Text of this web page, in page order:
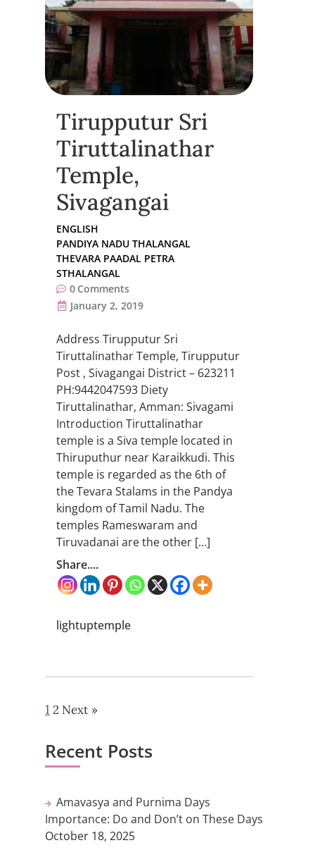
Tirupputur Sri
Tiruttalinathar
Temple,
Sivagangai
ENGLISH
PANDIYA NADU THALANGAL
THEVARA PAADAL PETRA
STHALANGAL
0 Comments
January 2, 2019
Address Tirupputur Sri
Tiruttalinathar Temple, Tirupputur
Post , Sivagangai District – 623211
PH:9442047593 Diety
Tiruttalinathar, Amman: Sivagami
Introduction Tiruttalinathar
temple is a Siva temple located in
Thiruputhur near Karaikkudi. This
temple is regarded as the 6th of
the Tevara Stalams in the Pandya
kingdom of Tamil Nadu. The
temples Rameswaram and
Tiruvadanai are the other […]
Share....
lightuptemple
1 2 Next »
Recent Posts
Amavasya and Purnima Days
Importance: Do and Don’t on These Days
October 18, 2025